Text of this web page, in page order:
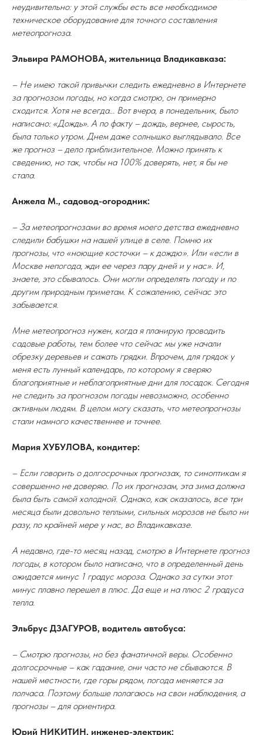
неудивительно: у этой службы есть все необходимое
техническое оборудование для точного составления
метеопрогноза.
Эльвира РАМОНОВА, жительница Владикавказа:
– Не имею такой привычки следить ежедневно в Интернете
за прогнозом погоды, но когда смотрю, он примерно
сходится. Хотя не всегда... Вот вчера, в понедельник, было
написано: «Дождь». А по факту – дождь, вернее, сырость,
была только утром. Днем даже солнышко выглядывало. Все
же прогноз – дело приблизительное. Можно принять к
сведению, но так, чтобы на 100% доверять, нет, я бы не
стала.
Анжела М., садовод-огородник:
– За метеопрогнозами во время моего детства ежедневно
следили бабушки на нашей улице в селе. Помню их
прогнозы, что «ноющие косточки – к дождю». Или «если в
Москве непогода, жди ее через пару дней и у нас». И,
знаете, это сбывалось. Они могли определять погоду и по
другим природным приметам. К сожалению, сейчас это
забывается.
Мне метеопрогноз нужен, когда я планирую проводить
садовые работы, тем более что сейчас мы уже начали
обрезку деревьев и сажать грядки. Впрочем, для грядок у
меня есть лунный календарь, по которому я сверяю
благоприятные и неблагоприятные дни для посадок. Сегодня
не следить за прогнозом погоды невозможно, особенно
активным людям. В целом могу сказать, что метеопрогнозы
стали намного качественнее и точнее.
Мария ХУБУЛОВА, кондитер:
– Если говорить о долгосрочных прогнозах, то синоптикам я
совершенно не доверяю. По их прогнозам, эта зима должна
была быть самой холодной. Однако, как оказалось, все три
месяца были довольно теплыми, сильных морозов не было ни
разу, по крайней мере у нас, во Владикавказе.
А недавно, где-то месяц назад, смотрю в Интернете прогноз
погоды, в котором было написано, что в определенный день
ожидается минус 1 градус мороза. Однако за сутки этот
минус плавно перешел в плюс. Да еще и на плюс 2 градуса
тепла.
Эльбрус ДЗАГУРОВ, водитель автобуса:
– Смотрю прогнозы, но без фанатичной веры. Особенно
долгосрочные – как гадание, они часто не сбываются. В
нашей местности, где горы рядом, погода меняется за
полчаса. Поэтому больше полагаюсь на свои наблюдения, а
прогнозы – для ориентира.
Юрий НИКИТИН, инженер-электрик: